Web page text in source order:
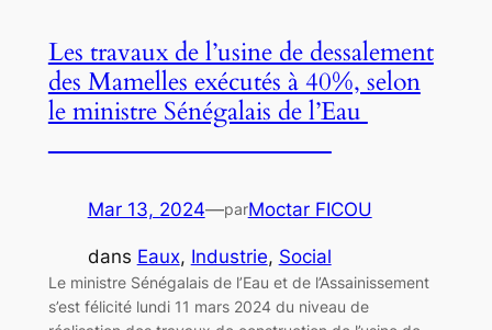
Les travaux de l’usine de dessalement
des Mamelles exécutés à 40%, selon
le ministre Sénégalais de l’Eau
Mar 13, 2024—parMoctar FICOU
dans Eaux, Industrie, Social
Le ministre Sénégalais de l’Eau et de l’Assainissement
s’est félicité lundi 11 mars 2024 du niveau de